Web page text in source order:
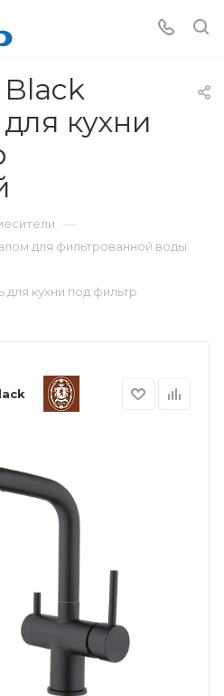
Black
кухни
—
для фильтрованной воды
для кухни под фильтр